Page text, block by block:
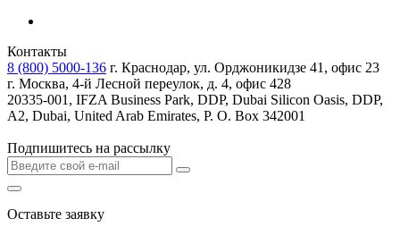
Контакты
8 (800) 5000-136 г. Краснодар, ул. Орджоникидзе 41, офис 23
г. Москва, 4-й Лесной переулок, д. 4, офис 428
20335-001, IFZA Business Park, DDP, Dubai Silicon Oasis, DDP,
A2, Dubai, United Arab Emirates, P. O. Box 342001
Подпишитесь на рассылку
Оставьте заявку